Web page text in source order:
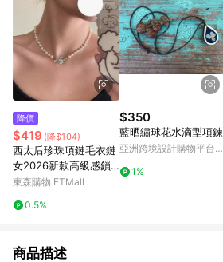
降價
$419 (降$104)
西太后珍珠項鏈毛衣鏈
女2026新款高級感鎖
骨頸鏈輕奢小眾土星配
東森購物 ETMall
0.5%
$350
藍晒繡球花水滴型項鍊
亞洲跨境設計購物平台
1%
商品描述